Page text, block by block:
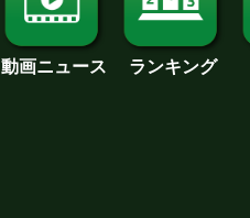
動画ニュース ランキング